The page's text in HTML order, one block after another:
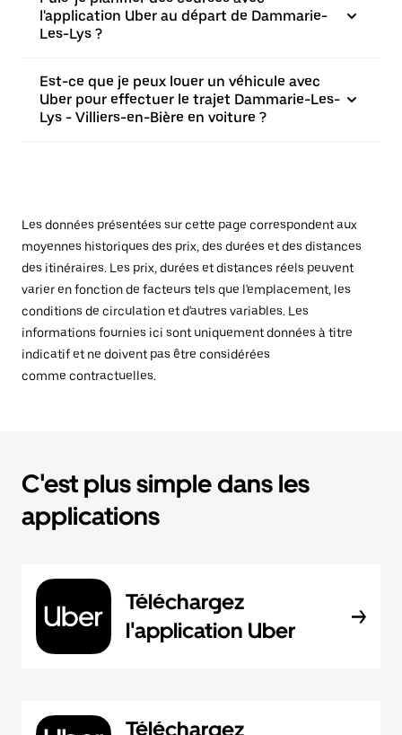
l'application Uber au départ de Dammarie-
Les-Lys ?
Est-ce que je peux louer un véhicule avec
Uber pour effectuer le trajet Dammarie-Les-
Lys - Villiers-en-Bière en voiture ?
Les données présentées sur cette page correspondent aux
moyennes historiques des prix, des durées et des distances
des itinéraires. Les prix, durées et distances réels peuvent
varier en fonction de facteurs tels que l'emplacement, les
conditions de circulation et d'autres variables. Les
informations fournies ici sont uniquement données à titre
indicatif et ne doivent pas être considérées
comme contractuelles.
C'est plus simple dans les
applications
Téléchargez
l'application Uber
Téléchargez